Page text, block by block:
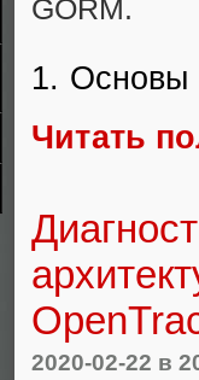
GORM.
1. Основы
Читать
2020-02-22 в